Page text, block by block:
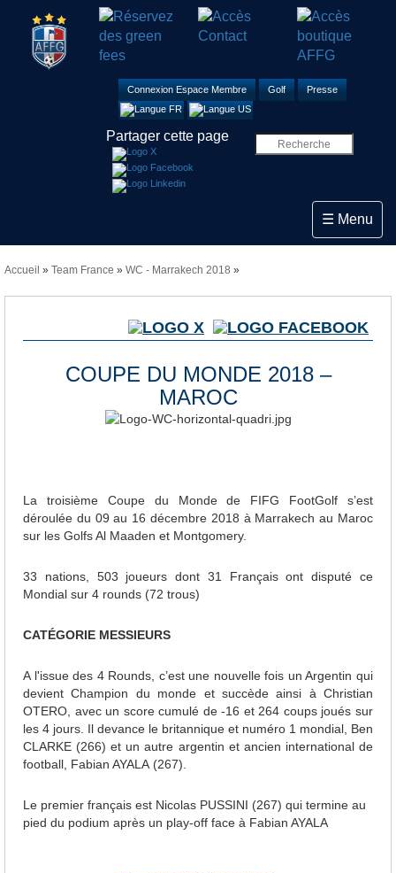
Connexion Espace Membre Golf Presse
Partager cette page
Toggle
☰ Menu
Accueil » Team France » WC - Marrakech 2018 »
COUPE DU MONDE 2018 –
MAROC
La troisième Coupe du Monde de FIFG FootGolf s’est
déroulée du 09 au 16 décembre 2018 à Marrakech au Maroc
sur les Golfs Al Maaden et Montgomery.
33 nations, 503 joueurs dont 31 Français ont disputé ce
Mondial sur 4 rounds (72 trous)
CATÉGORIE MESSIEURS
A l'issue des 4 Rounds, c’est une nouvelle fois un Argentin qui
devient Champion du monde et succède ainsi à Christian
OTERO, avec un score cumulé de -16 et 264 coups joués sur
les 4 jours. Il devance le britannique et numéro 1 mondial, Ben
CLARKE (266) et un autre argentin et ancien international de
football, Fabian AYALA (267).
Le premier français est Nicolas PUSSINI (267) qui termine au
pied du podium après un play-off face à Fabian AYALA